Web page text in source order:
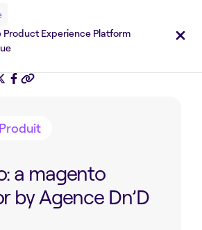
Product Experience Platform
a magento
by Agence Dn’D